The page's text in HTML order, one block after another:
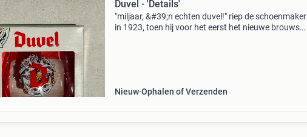
Duvel - 'Details'
"miljaar, &#39;n echten duvel!" riep de schoenmaker
in 1923, toen hij voor het eerst het nieuwe brouwsel
Nieuw Ophalen of Verzenden